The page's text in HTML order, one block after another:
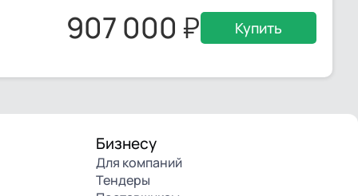
907 000 Купить
Бизнесу
Для компаний
Тендеры